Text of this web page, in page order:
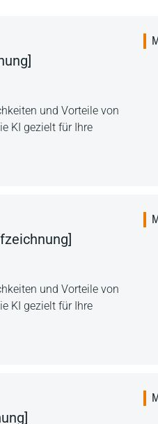
und Vorteile von
KI gezielt für Ihre
und Vorteile von
KI gezielt für Ihre